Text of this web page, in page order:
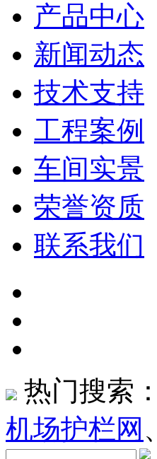
产品中心
新闻动态
技术支持
工程案例
车间实景
荣誉资质
联系我们
热门搜索：
机场护栏网 、